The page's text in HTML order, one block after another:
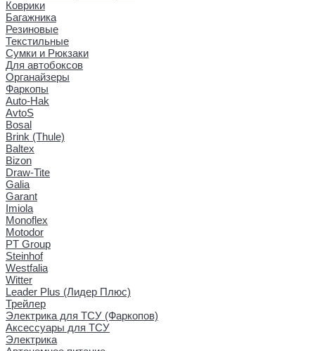
Коврики
Багажника
Резиновые
Текстильные
Сумки и Рюкзаки
Для автобоксов
Органайзеры
Фаркопы
Auto-Hak
AvtoS
Bosal
Brink (Thule)
Baltex
Bizon
Draw-Tite
Galia
Garant
Imiola
Monoflex
Motodor
PT Group
Steinhof
Westfalia
Witter
Leader Plus (Лидер Плюс)
Трейлер
Электрика для ТСУ (Фаркопов)
Аксессуары для ТСУ
Электрика